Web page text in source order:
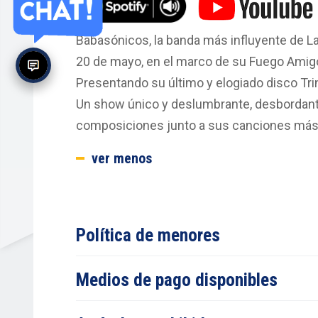
Babasónicos, la banda más influyente de
20 de mayo, en el marco de su Fuego
Presentando su último y elogiado disco
Un show único y deslumbrante,
composiciones junto a sus canciones
ver menos
Política de menores
Medios de pago disponibles